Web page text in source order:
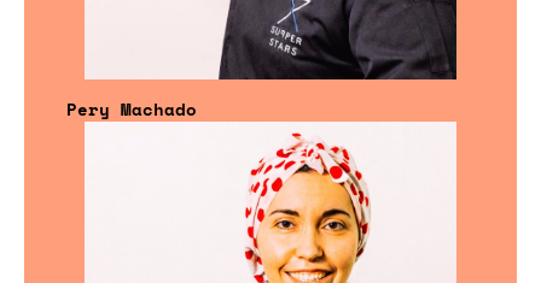
Pery Machado